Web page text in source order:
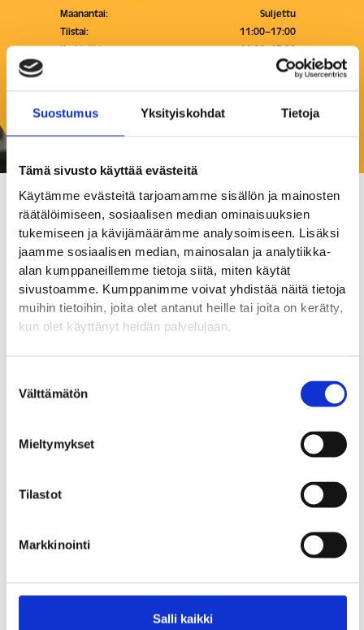
Suostumus Yksityiskohdat Tietoja
Tämä sivusto käyttää evästeitä
Käytämme evästeitä tarjoamamme sisällön ja mainosten
räätälöimiseen, sosiaalisen median ominaisuuksien
tukemiseen ja kävijämäärämme analysoimiseen. Lisäksi
jaamme sosiaalisen median, mainosalan ja analytiikka-
alan kumppaneillemme tietoja siitä, miten käytät
sivustoamme. Kumppanimme voivat yhdistää näitä tietoja
muihin tietoihin, joita olet antanut heille tai joita on kerätty,
kun olet käyttänyt heidän palvelujaan.
valinta
Välttämätön
Mieltymykset
Tilastot
Markkinointi
Salli kaikki
Maanantai:
Suljettu
Tiistai:
11:00–17:00
Keskiviikko:
11:00–17:00
11:00–17:00
Sunnuntai:
Suljettu
Teelempi
Kahvilat ja ravintolat
Upea teehuone ja teemyymälä sekä monipuolinen teen
verkkokauppa. Järjestämme muun muassa suosittuja